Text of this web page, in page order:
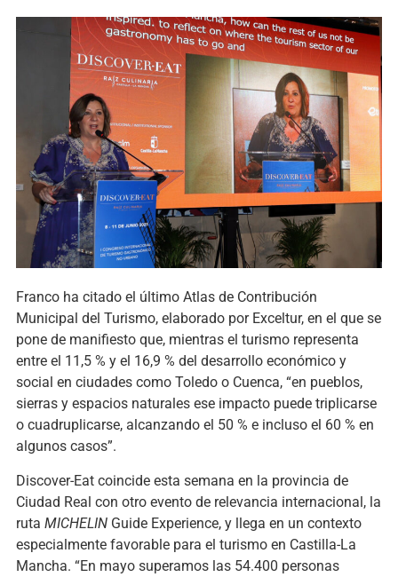
Franco ha citado el último Atlas de Contribución
Municipal del Turismo, elaborado por Exceltur, en el que se
pone de manifiesto que, mientras el turismo representa
entre el 11,5 % y el 16,9 % del desarrollo económico y
social en ciudades como Toledo o Cuenca, “en pueblos,
sierras y espacios naturales ese impacto puede triplicarse
o cuadruplicarse, alcanzando el 50 % e incluso el 60 % en
algunos casos”.
Discover-Eat coincide esta semana en la provincia de
Ciudad Real con otro evento de relevancia internacional, la
ruta MICHELIN Guide Experience, y llega en un contexto
especialmente favorable para el turismo en Castilla-La
Mancha. “En mayo superamos las 54.400 personas